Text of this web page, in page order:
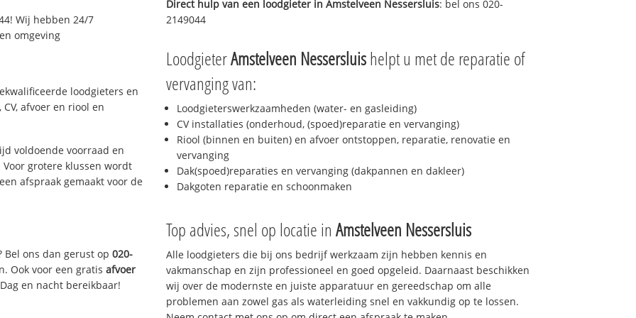
Wij hebben 24/7
omgeving
loodgieters en
afvoer en riool en
voldoende voorraad en
grotere klussen wordt
afspraak gemaakt voor de
Bel ons dan gerust op020-
Ook voor een gratisafvoer
en nacht bereikbaar!
Direct hulp van een loodgieter in Amstelveen Nessersluis: bel ons 020-
2149044
LoodgieterAmstelveen Nessersluishelpt u met de reparatie of
vervanging van:
Loodgieterswerkzaamheden (water- en gasleiding)
CV installaties (onderhoud, (spoed)reparatie en vervanging)
Riool (binnen en buiten) en afvoer ontstoppen, reparatie, renovatie en
vervanging
Dak(spoed)reparaties en vervanging (dakpannen en dakleer)
Dakgoten reparatie en schoonmaken
Top advies, snel op locatie in Amstelveen Nessersluis
Alle loodgieters die bij ons bedrijf werkzaam zijn hebben kennis en
vakmanschap en zijn professioneel en goed opgeleid. Daarnaast beschikken
wij over de modernste en juiste apparatuur en gereedschap om alle
problemen aan zowel gas als waterleiding snel en vakkundig op te lossen.